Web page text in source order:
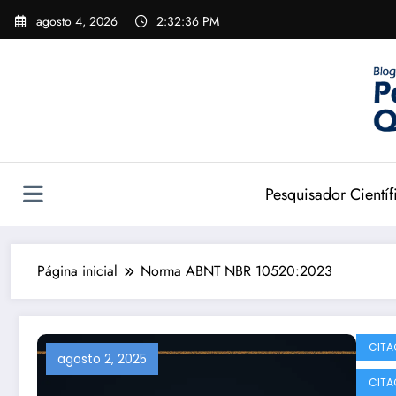
Pular
para
agosto 4, 2026 2:32:37 PM
Pesquisador
Página inicial Norma ABNT NBR 10520:2023
agosto 2, 2025